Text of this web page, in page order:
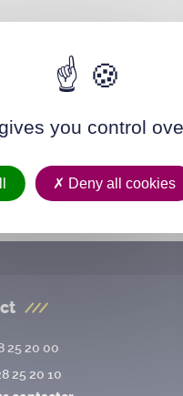
25 20 00
25 20 10
you control
Deny all cookies